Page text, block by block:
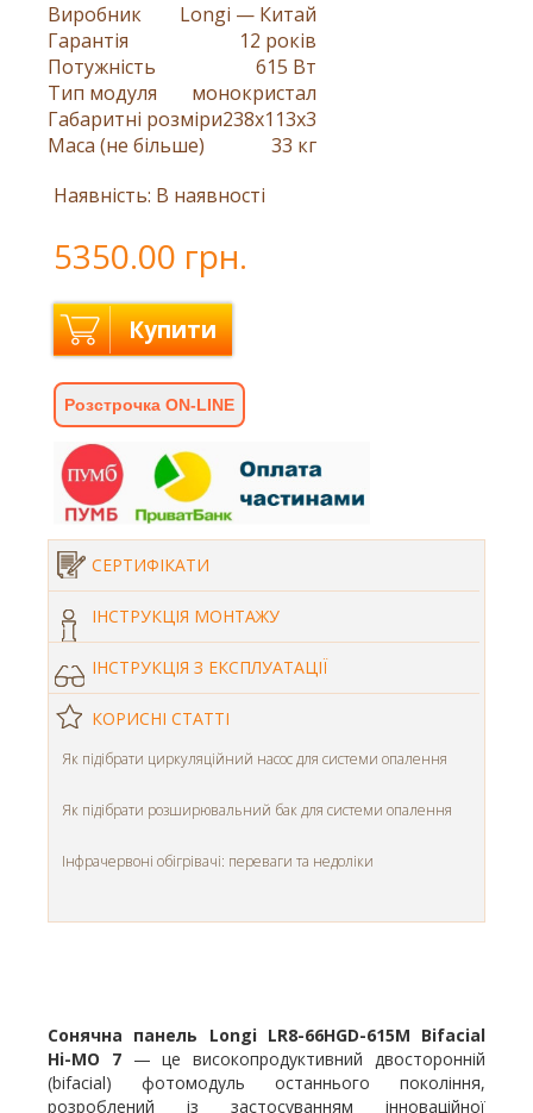
Виробник
Longi — Китай
Гарантія
12 років
Потужність
615 Вт
Тип модуля
монокристал
Габаритні розміри238x113x3
Маса (не більше)
33 кг
Наявність: В наявності
5350.00 грн.
Купити
Розстрочка ON-LINE
СЕРТИФІКАТИ
ІНСТРУКЦІЯ МОНТАЖУ
ІНСТРУКЦІЯ З ЕКСПЛУАТАЦІЇ
КОРИСНІ СТАТТІ
Як підібрати циркуляційний насос для системи опалення
Як підібрати розширювальний бак для системи опалення
Інфрачервоні обігрівачі: переваги та недоліки
Сонячна панель Longi LR8-66HGD-615M Bifacial
Hi-MO 7— це високопродуктивний двосторонній
(bifacial) фотомодуль останнього покоління,
розроблений із застосуванням інноваційної